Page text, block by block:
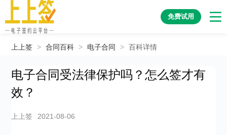
免费试用
上上签 > 合同百科 > 电子合同 > 百科详情
电子合同受法律保护吗？怎么签才有
效？
上上签 2021-08-06